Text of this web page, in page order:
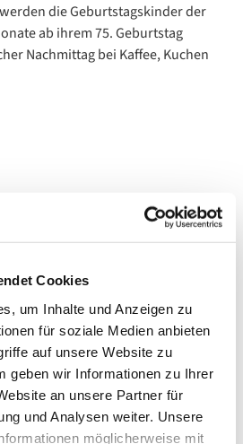
Cookies
um Inhalte und Anzeigen zu
für soziale Medien anbieten
auf unsere Website zu
geben wir Informationen zu Ihrer
an unsere Partner für
und Analysen weiter. Unsere
möglicherweise mit
die Geburtstagskinder der
ab ihrem 75. Geburtstag
Nachmittag bei Kaffee, Kuchen